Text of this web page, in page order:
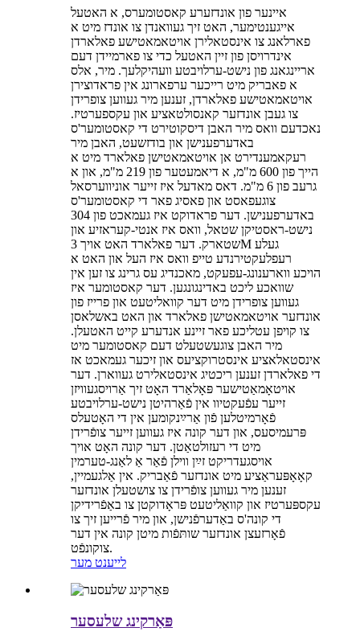
איינער פון אונדזערע קאסטומערס, א האטעל
אייגענטימער, האט זיך געוואנדן צו אונדז מיט א
פארלאנג צו אינסטאלירן אויטאמאטישע פאלארדן
אינדרויסן פון זיין האטעל כדי צו פארמיידן דעם
אריינגאנג פון נישט-ערלויבטע וועהיקלעך. מיר, אלס
א פאבריק מיט רייכער ערפארונג אין פראדוצירן
אויטאמאטישע פאלארדן, זענען מיר געווען צופרידן
צו געבן אונדזער קאנסולטאציע און עקספערטיז.
נאכדעם וואס מיר האבן דיסקוטירט די קאסטומער'ס
באדערפענישן און בודזשעט, האבן מיר
רעקאמענדירט אן אויטאמאטישן פאלארד מיט א
הייך פון 600 מ"מ, א דיאמעטער פון 219 מ"מ, און א
גרעב פון 6 מ"מ. דאס מאדעל איז זייער אוניווערסאל
צוגעפאסט און פאסיג פאר די קאסטומער'ס
באדערפענישן. דער פראדוקט איז געמאכט פון 304
נישט-ראסטיקן שטאל, וואס איז אנטי-קעראזיע און
שטארק. דער פאלארד האט אויך 3M געלע
רעפלעקטירנדע טייפ וואס איז העל און האט א
הויכע ווארענונג-עפעקט, מאכנדיג עס גרינג צו זען אין
שוואכע ליכט באדינגונגען. דער קאסטומער איז
געווען צופרידן מיט דער קוואליטעט און פרייז פון
אונדזער אויטאמאטישן פאלארד און האט באשלאסן
צו קויפן עטליכע פאר זיינע אנדערע קייט האטעלן.
מיר האבן צוגעשטעלט דעם קאסטומער מיט
אינסטאלאציע אינסטרוקציעס און זיכער געמאכט אז
די פאלארדן זענען ריכטיג אינסטאלירט געווארן. דער
אויטאָמאַטישער פּאָלאַרד האָט זיך אַרויסגעוויזן
זייער עפֿעקטיוו אין פֿאַרהיטן נישט-ערלויבטע
פֿאָרמיטלען פֿון אַרײַנקומען אין די האָטעלס
פּרעמיסעס, און דער קונה איז געווען זייער צופֿרידן
מיט די רעזולטאַטן. דער קונה האָט אויך
אויסגעדריקט זײַן ווילן פֿאַר אַ לאַנג-טערמין
קאָאָפּעראַציע מיט אונדזער פֿאַבריק. אין אַלגעמיין,
זענען מיר געווען צופֿרידן צו צושטעלן אונדזער
עקספּערטיז און קוואַליטעט פּראָדוקטן צו באַפֿרידיקן
די קונה'ס באַדערפֿנישן, און מיר פֿרייען זיך צו
פֿאָרזעצן אונדזער שותּפֿות מיטן קונה אין דער
צוקונפֿט.
לייענט מער
פּאַרקינג שלעסער